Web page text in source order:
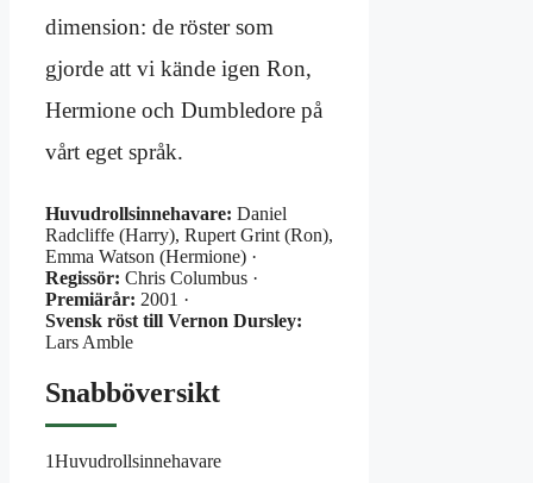
dimension: de röster som
gjorde att vi kände igen Ron,
Hermione och Dumbledore på
vårt eget språk.
Huvudrollsinnehavare: Daniel
Radcliffe (Harry), Rupert Grint (Ron),
Emma Watson (Hermione) ·
Regissör: Chris Columbus ·
Premiärår: 2001 ·
Svensk röst till Vernon Dursley:
Lars Amble
Snabböversikt
1Huvudrollsinnehavare